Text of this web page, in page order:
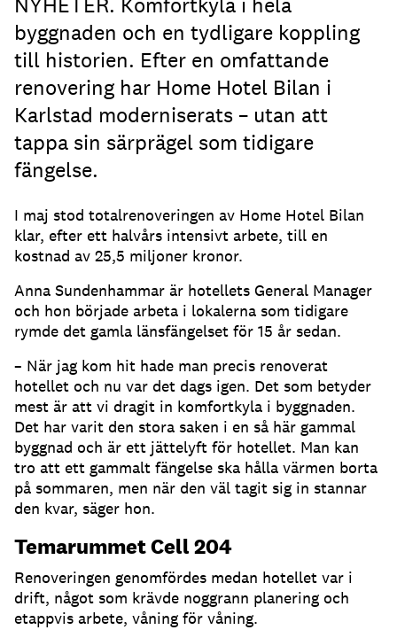
byggnaden och en tydligare koppling
till historien. Efter en omfattande
renovering har Home Hotel Bilan i
Karlstad moderniserats – utan att
tappa sin särprägel som tidigare
fängelse.
I maj stod totalrenoveringen av Home Hotel Bilan
klar, efter ett halvårs intensivt arbete, till en
kostnad av 25,5 miljoner kronor.
Anna Sundenhammar är hotellets General Manager
och hon började arbeta i lokalerna som tidigare
rymde det gamla länsfängelset för 15 år sedan.
– När jag kom hit hade man precis renoverat
hotellet och nu var det dags igen. Det som betyder
mest är att vi dragit in komfortkyla i byggnaden.
Det har varit den stora saken i en så här gammal
byggnad och är ett jättelyft för hotellet. Man kan
tro att ett gammalt fängelse ska hålla värmen borta
på sommaren, men när den väl tagit sig in stannar
den kvar, säger hon.
Temarummet Cell 204
Renoveringen genomfördes medan hotellet var i
drift, något som krävde noggrann planering och
etappvis arbete, våning för våning.